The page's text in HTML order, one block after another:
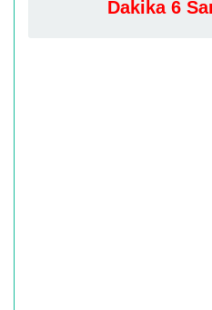
Dakika 5